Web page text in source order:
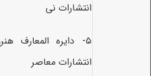
انتشارات نی
۵- دایره المعارف
انتشارات معاصر